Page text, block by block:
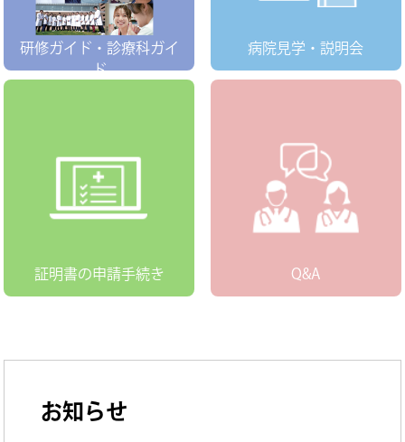
研修ガイド・診療科ガイ
ド
病院見学・説明会
証明書の申請手続き Q&A
お知らせ